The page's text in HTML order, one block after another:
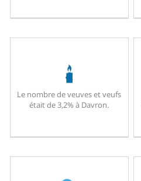
Le nombre de veuves et veufs
était de 3,2% à Davron.